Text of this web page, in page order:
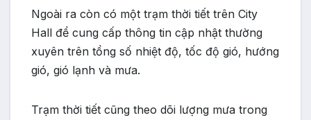
Ngoài ra còn có một trạm thời tiết trên City
Hall để cung cấp thông tin cập nhật thường
xuyên trên tổng số nhiệt độ, tốc độ gió, hướng
gió, gió lạnh và mưa.
Trạm thời tiết cũng theo dõi lượng mưa trong